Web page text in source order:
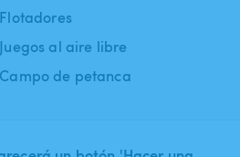
al aire libre
de petanca